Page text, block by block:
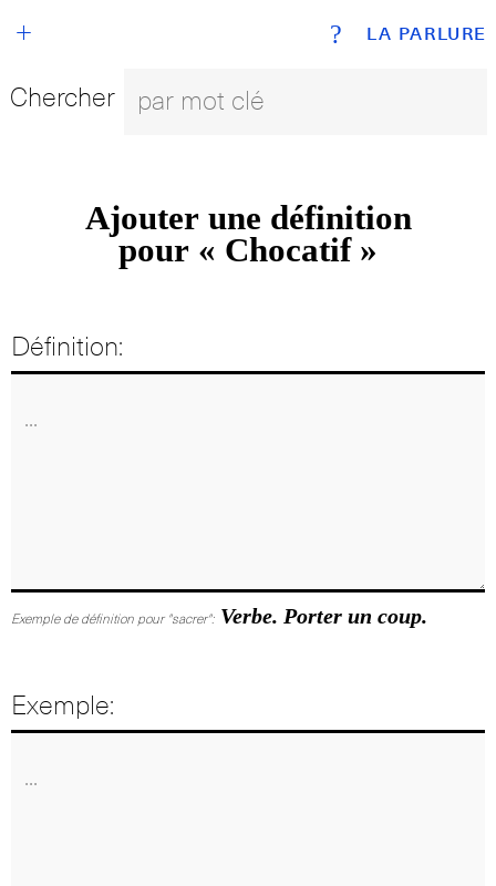
LA PARLURE
+ ?
Chercher
Ajouter une définition
pour « Chocatif »
Définition:
Exemple de définition pour "sacrer": Verbe. Porter un coup.
Exemple: